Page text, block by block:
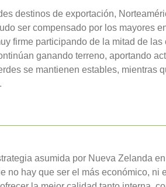
destinos de exportación,
ser compensado por los mayores
firme participando de la mitad de
ganando terreno, aportando
se mantienen estables, mientras
asumida por Nueva Zelanda
no hay que ser el más económico, ni